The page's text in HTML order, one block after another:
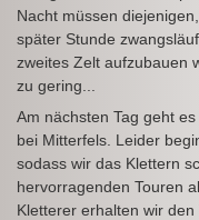
Nacht müssen
später Stunde
zweites Zelt aufzubauen
zu gering...
Am nächsten Tag geht
bei Mitterfels. Leider
sodass wir das Klettern
hervorragenden Touren
Kletterer erhalten wir